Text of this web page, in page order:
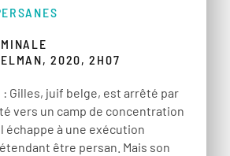
2020, 2H07
: Gilles, juif belge, est arrêté par
vers un camp de concentration
échappe à une exécution
être persan. Mais son